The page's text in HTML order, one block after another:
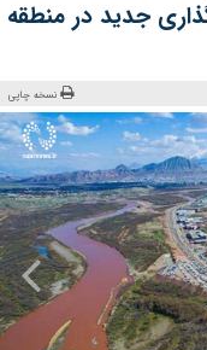
جدید در منطقه
نسخه چاپی